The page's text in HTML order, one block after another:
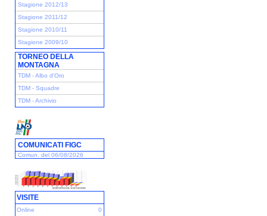
Stagione 2012/13
Stagione 2011/12
Stagione 2010/11
Stagione 2009/10
TORNEO DELLA
MONTAGNA
TDM - Albo d'Oro
TDM - Squadre
TDM - Archivio
COMUNICATI FIGC
Comun. del 06/08/2026
VISITE
Online
0